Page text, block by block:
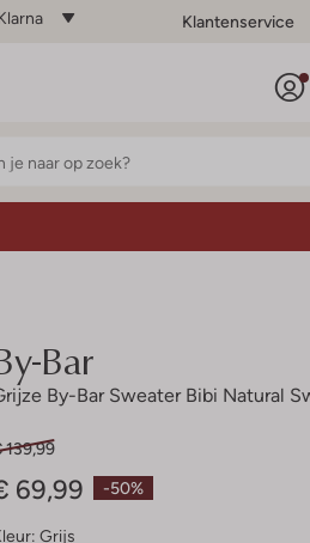
Klantenservice
Bar
By-Bar Sweater Bibi Natural
-50%
139,99
69,99
Grijs